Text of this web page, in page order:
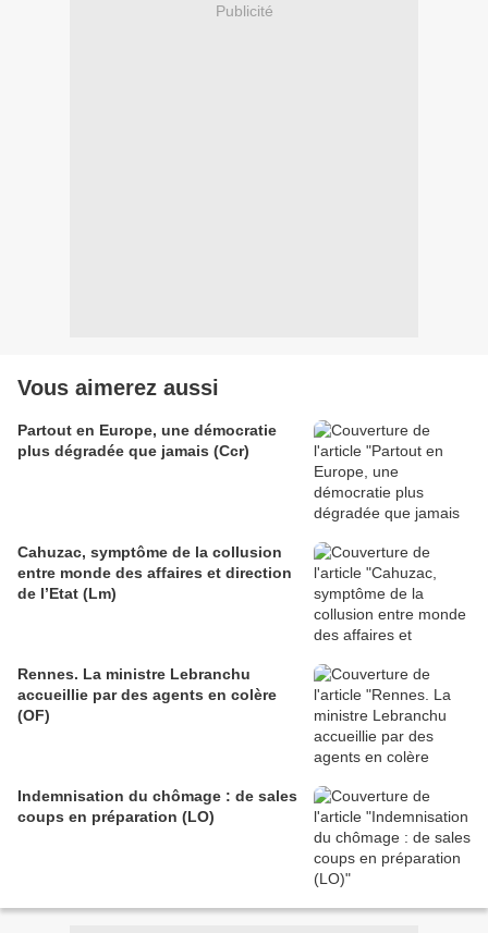
Publicité
Vous aimerez aussi
Partout en Europe, une démocratie
plus dégradée que jamais (Ccr)
Cahuzac, symptôme de la collusion
entre monde des affaires et direction
de l’Etat (Lm)
Rennes. La ministre Lebranchu
accueillie par des agents en colère
(OF)
Indemnisation du chômage : de sales
coups en préparation (LO)